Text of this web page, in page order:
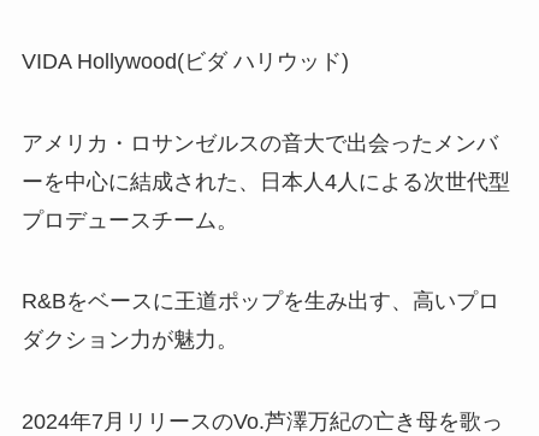
VIDA Hollywood(ビダ ハリウッド)
アメリカ・ロサンゼルスの音大で出会ったメンバ
ーを中心に結成された、日本人4人による次世代型
プロデュースチーム。
R&Bをベースに王道ポップを生み出す、高いプロ
ダクション力が魅力。
2024年7月リリースのVo.芦澤万紀の亡き母を歌っ